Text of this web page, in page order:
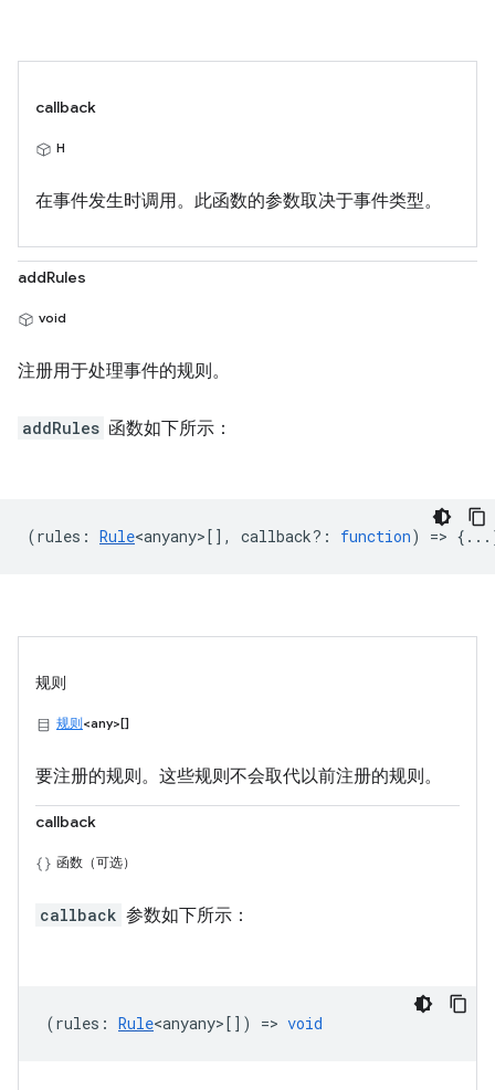
callback
H
在事件发生时调用。此函数的参数取决于事件类型。
addRules
void
注册用于处理事件的规则。
addRules 函数如下所示：
(rules : Rule<anyany> [], callback? : function) =>
规则
规则<any>[]
要注册的规则。这些规则不会取代以前注册的规则。
callback
函数（可选）
callback 参数如下所示：
(rules : Rule<anyany> []) => void